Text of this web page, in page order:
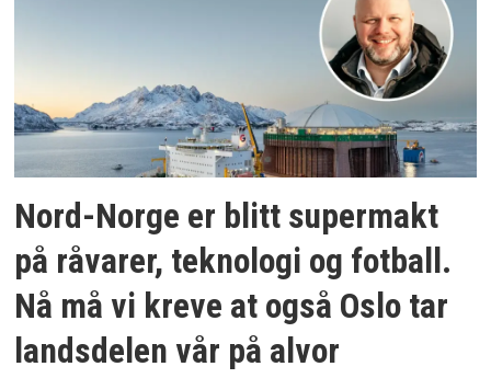
Nord-Norge er blitt supermakt
på råvarer, teknologi og fotball.
Nå må vi kreve at også Oslo tar
landsdelen vår på alvor